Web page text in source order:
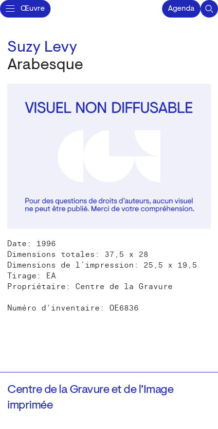
Œuvre Agenda
Suzy Levy
Arabesque
Date: 1996
Dimensions totales: 37,5 x 28
Dimensions de l’impression: 25,5 x 19,5
Tirage: EA
Propriétaire: Centre de la Gravure
Numéro d'inventaire: OE6836
Centre de la Gravure et de l’Image
imprimée